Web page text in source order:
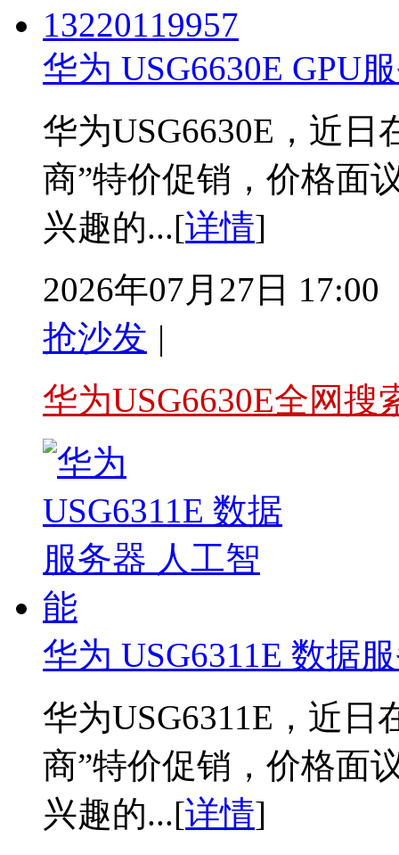
华为 USG6630E GPU
华为USG6630E，近
商”特价促销，价格面
兴趣的...[详情]
2026年07月27日 17:00
抢沙发 |
华为USG6630E全网搜
华为 USG6311E 数据
华为USG6311E，近
商”特价促销，价格面
兴趣的...[详情]